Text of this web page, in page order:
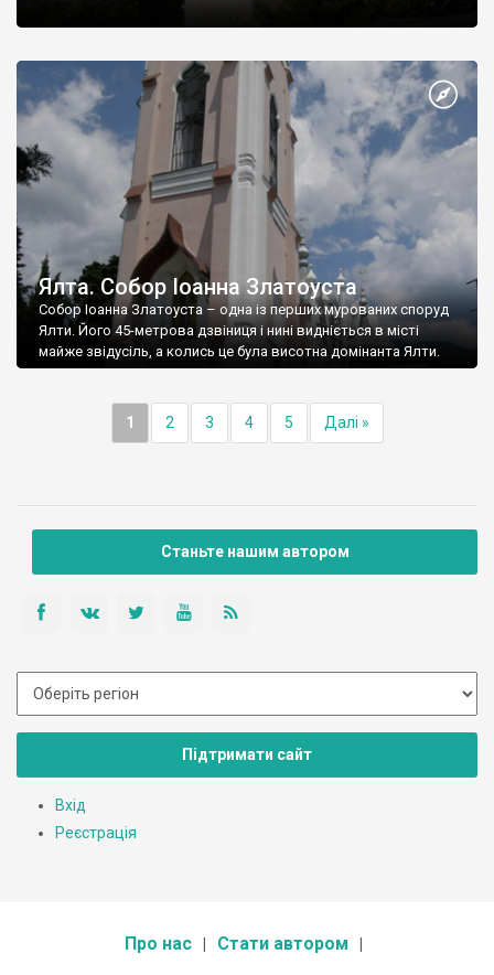
Ялта. Собор Іоанна Златоуста
Собор Іоанна Златоуста – одна із перших мурованих споруд
Ялти. Його 45-метрова дзвіниця і нині видніється в місті
майже звідусіль, а колись це була висотна домінанта Ялти.
1 2 3 4 5 Далі »
Станьте нашим автором
Підтримати сайт
Вхід
Реєстрація
Про нас Стати автором